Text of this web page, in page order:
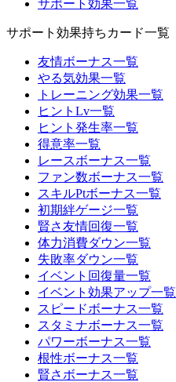
サポート効果一覧
サポート効果持ちカード一覧
友情ボーナス一覧
やる気効果一覧
トレーニング効果一覧
ヒントLv一覧
ヒント発生率一覧
得意率一覧
レースボーナス一覧
ファン数ボーナス一覧
スキルPtボーナス一覧
初期絆ゲージ一覧
賢さ友情回復一覧
体力消費ダウン一覧
失敗率ダウン一覧
イベント回復量一覧
イベント効果アップ一覧
スピードボーナス一覧
スタミナボーナス一覧
パワーボーナス一覧
根性ボーナス一覧
賢さボーナス一覧